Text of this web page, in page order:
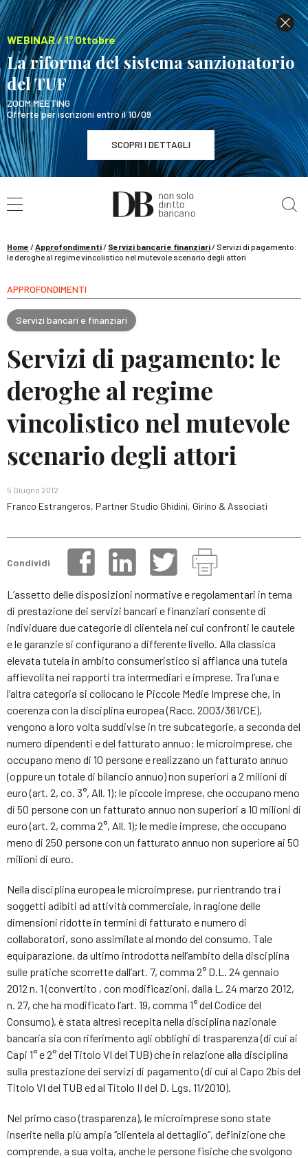
WEBINAR / 1° Ottobre
La riforma del sistema sanzionatorio
del TUF
ZOOM MEETING
Offerte per iscrizioni entro il 10/09
SCOPRI I DETTAGLI
WEBINAR / 1° Ottobre
La riforma del sistema sanzionatorio del TUF
Home /Approfondimenti/ Servizi bancari e finanziari/ Servizi di pagamento:
le deroghe al regime vincolistico nel mutevole scenario degli attori
APPROFONDIMENTI
Servizi bancari e finanziari
Servizi di pagamento: le
deroghe al regime
vincolistico nel mutevole
scenario degli attori
5 Giugno 2012
Franco Estrangeros, Partner Studio Ghidini, Girino & Associati
Condividi
L’assetto delle disposizioni normative e regolamentari in tema
di prestazione dei servizi bancari e finanziari consente di
individuare due categorie di clientela nei cui confronti le cautele
e le garanzie si configurano a differente livello. Alla classica
elevata tutela in ambito consumeristico si affianca una tutela
affievolita nei rapporti tra intermediari e imprese. Tra l’una e
l’altra categoria si collocano le Piccole Medie Imprese che, in
coerenza con la disciplina europea (Racc. 2003/361/CE),
vengono a loro volta suddivise in tre subcategorie, a seconda del
numero dipendenti e del fatturato annuo: le microimprese, che
occupano meno di 10 persone e realizzano un fatturato annuo
(oppure un totale di bilancio annuo) non superiori a 2 milioni di
euro (art. 2, co. 3°, All. 1); le piccole imprese, che occupano meno
di 50 persone con un fatturato annuo non superiori a 10 milioni di
euro (art. 2, comma 2°, All. 1); le medie imprese, che occupano
meno di 250 persone con un fatturato annuo non superiore ai 50
milioni di euro.
Nella disciplina europea le microimprese, pur rientrando tra i
soggetti adibiti ad attività commerciale, in ragione delle
dimensioni ridotte in termini di fatturato e numero di
collaboratori, sono assimilate al mondo del consumo. Tale
equiparazione, da ultimo introdotta nell’ambito della disciplina
sulle pratiche scorrette dall’art. 7, comma 2° D.L. 24 gennaio
2012 n. 1 (convertito , con modificazioni, dalla L. 24 marzo 2012,
n. 27, che ha modificato l’art. 19, comma 1° del Codice del
Consumo), è stata altresì recepita nella disciplina nazionale
bancaria sia con riferimento agli obblighi di trasparenza (di cui ai
Capi 1° e 2° del Titolo VI del TUB) che in relazione alla disciplina
sulla prestazione dei servizi di pagamento (di cui al Capo 2bis del
Titolo VI del TUB ed al Titolo II del D. Lgs. 11/2010).
Nel primo caso (trasparenza), le microimprese sono state
inserite nella più ampia “clientela al dettaglio”, definizione che
comprende, a sua volta, anche le persone fisiche che svolgono